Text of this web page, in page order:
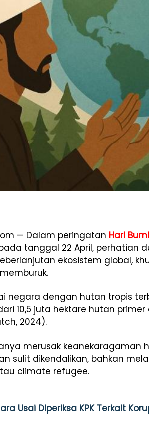
— Dalam peringatan Hari Bumi
tanggal 22 April, perhatian
ekosistem global,
negara dengan hutan tropis
10,5 juta hektare hutan
2024).
merusak keanekaragaman
sulit dikendalikan, bahkan
climate refugee.
Usai Diperiksa KPK Terkait